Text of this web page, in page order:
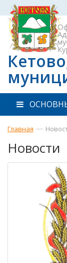
Главная —
Новости